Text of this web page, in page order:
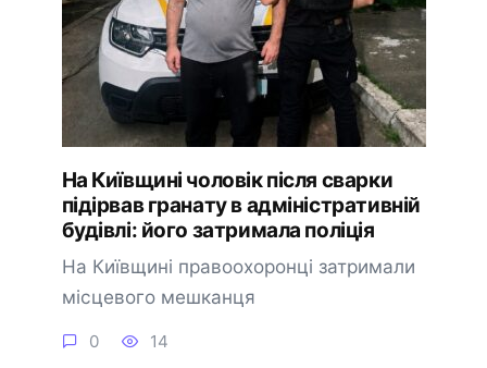
На Київщині чоловік після сварки
підірвав гранату в адміністративній
будівлі: його затримала поліція
На Київщині правоохоронці затримали
місцевого мешканця
0 14